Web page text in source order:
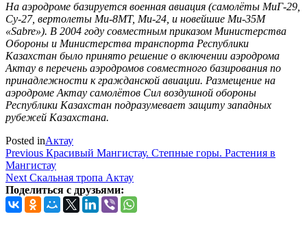
На аэродроме базируется военная авиация (самолёты МиГ-29,
Су-27, вертолеты Ми-8МТ, Ми-24, и новейшие Ми-35M
«Sabre»). В 2004 году совместным приказом Министерства
Обороны и Министерства транспорта Республики
Казахстан было принято решение о включении аэродрома
Актау в перечень аэродромов совместного базирования по
принадлежности к гражданской авиации. Размещение на
аэродроме Актау самолётов Сил воздушной обороны
Республики Казахстан подразумевает защиту западных
рубежей Казахстана.
Posted inАктау
Навигация
по
записям
Previous
Post
Previous Красивый Мангистау. Степные горы. Растения в
Мангистау
Next
Post
Next Скальная тропа Актау
Поделиться с друзьями: